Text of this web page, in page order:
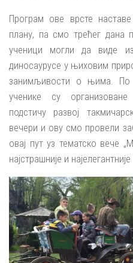
Програм ове врсте
плану, па смо трећег дана
ученици могли да виде
диносаурусе у њиховим
занимљивости о њима. По
ученике су
подстичу развој
вечери и ову смо провели
овај пут уз тематско вече
најстрашније и